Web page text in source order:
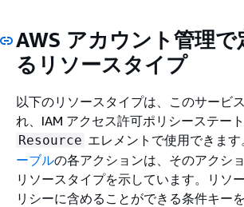
AWS アカウント管理で
るリソースタイプ
以下のリソースタイプは、このサービ
れ、IAM アクセス許可ポリシーステー
Resource エレメントで使用できます
ーブルの各アクションは、そのアクシ
リソースタイプを示しています。リソ
リシーに含めることができる条件キー